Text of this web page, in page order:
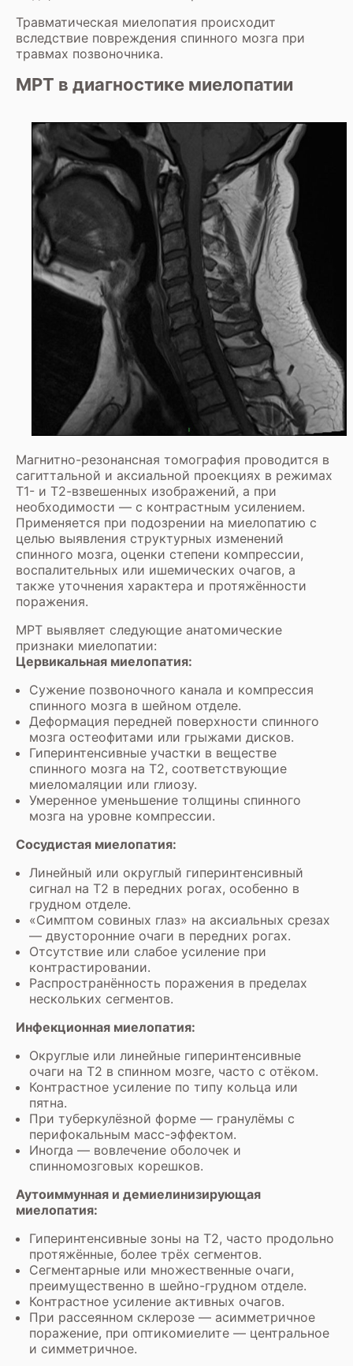
Травматическая миелопатия происходит
вследствие повреждения спинного мозга при
травмах позвоночника.
МРТ в диагностике миелопатии
Магнитно-резонансная томография проводится в
сагиттальной и аксиальной проекциях в режимах
Т1- и Т2-взвешенных изображений, а при
необходимости — с контрастным усилением.
Применяется при подозрении на миелопатию с
целью выявления структурных изменений
спинного мозга, оценки степени компрессии,
воспалительных или ишемических очагов, а
также уточнения характера и протяжённости
поражения.
МРТ выявляет следующие анатомические
признаки миелопатии:
Цервикальная миелопатия:
Сужение позвоночного канала и компрессия
спинного мозга в шейном отделе.
Деформация передней поверхности спинного
мозга остеофитами или грыжами дисков.
Гиперинтенсивные участки в веществе
спинного мозга на Т2, соответствующие
миеломаляции или глиозу.
Умеренное уменьшение толщины спинного
мозга на уровне компрессии.
Сосудистая миелопатия:
Линейный или округлый гиперинтенсивный
сигнал на Т2 в передних рогах, особенно в
грудном отделе.
«Симптом совиных глаз» на аксиальных срезах
— двусторонние очаги в передних рогах.
Отсутствие или слабое усиление при
контрастировании.
Распространённость поражения в пределах
нескольких сегментов.
Инфекционная миелопатия:
Округлые или линейные гиперинтенсивные
очаги на Т2 в спинном мозге, часто с отёком.
Контрастное усиление по типу кольца или
пятна.
При туберкулёзной форме — гранулёмы с
перифокальным масс-эффектом.
Иногда — вовлечение оболочек и
спинномозговых корешков.
Аутоиммунная и демиелинизирующая
миелопатия:
Гиперинтенсивные зоны на Т2, часто продольно
протяжённые, более трёх сегментов.
Сегментарные или множественные очаги,
преимущественно в шейно-грудном отделе.
Контрастное усиление активных очагов.
При рассеянном склерозе — асимметричное
поражение, при оптикомиелите — центральное
и симметричное.